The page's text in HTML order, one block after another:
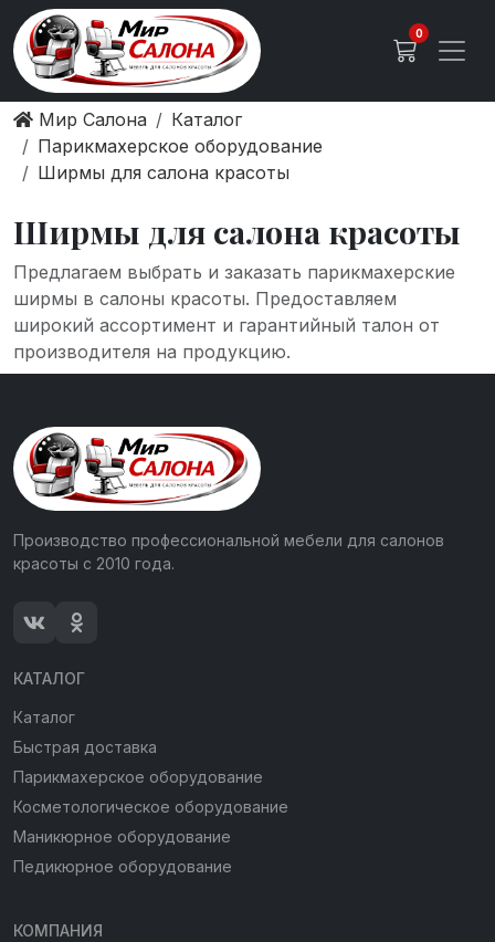
0
Мир Салона
Каталог
Парикмахерское оборудование
Ширмы для салона красоты
Ширмы для салона красоты
Предлагаем выбрать и заказать парикмахерские
ширмы в салоны красоты. Предоставляем
широкий ассортимент и гарантийный талон от
производителя на продукцию.
Производство профессиональной мебели для салонов
красоты с 2010 года.
КАТАЛОГ
Каталог
Быстрая доставка
Парикмахерское оборудование
Косметологическое оборудование
Маникюрное оборудование
Педикюрное оборудование
КОМПАНИЯ